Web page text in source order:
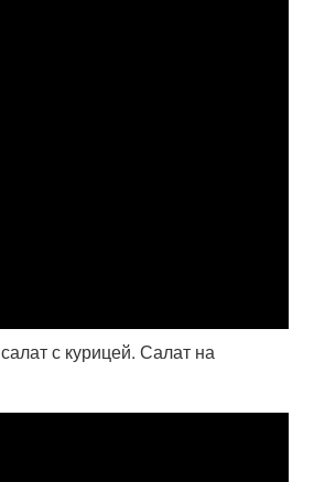
с курицей. Салат на